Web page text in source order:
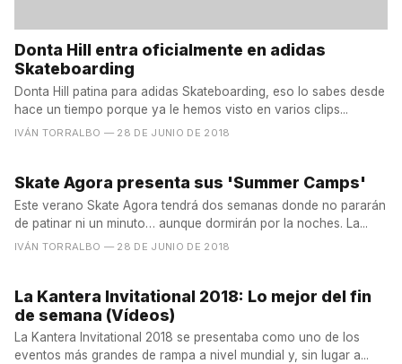
Donta Hill entra oficialmente en adidas
Skateboarding
Donta Hill patina para adidas Skateboarding, eso lo sabes desde
hace un tiempo porque ya le hemos visto en varios clips...
IVÁN TORRALBO — 28 DE JUNIO DE 2018
Skate Agora presenta sus 'Summer Camps'
Este verano Skate Agora tendrá dos semanas donde no pararán
de patinar ni un minuto… aunque dormirán por la noches. La...
IVÁN TORRALBO — 28 DE JUNIO DE 2018
La Kantera Invitational 2018: Lo mejor del fin
de semana (Vídeos)
La Kantera Invitational 2018 se presentaba como uno de los
eventos más grandes de rampa a nivel mundial y, sin lugar a...